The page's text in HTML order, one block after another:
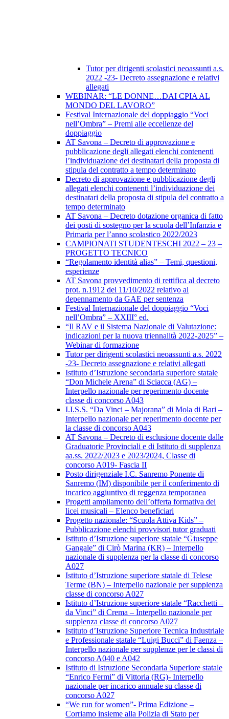
Tutor per dirigenti scolastici neoassunti a.s.
2022 -23- Decreto assegnazione e relativi
allegati
WEBINAR: “LE DONNE…DAI CPIA AL
MONDO DEL LAVORO”
Festival Internazionale del doppiaggio “Voci
nell’Ombra” – Premi alle eccellenze del
doppiaggio
AT Savona – Decreto di approvazione e
pubblicazione degli allegati elenchi contenenti
l’individuazione dei destinatari della proposta di
stipula del contratto a tempo determinato
Decreto di approvazione e pubblicazione degli
allegati elenchi contenenti l’individuazione dei
destinatari della proposta di stipula del contratto a
tempo determinato
AT Savona – Decreto dotazione organica di fatto
dei posti di sostegno per la scuola dell’Infanzia e
Primaria per l’anno scolastico 2022/2023
CAMPIONATI STUDENTESCHI 2022 – 23 –
PROGETTO TECNICO
“Regolamento identità alias” – Temi, questioni,
esperienze
AT Savona provvedimento di rettifica al decreto
prot. n.1912 del 11/10/2022 relativo al
depennamento da GAE per sentenza
Festival Internazionale del doppiaggio “Voci
nell’Ombra” – XXIII° ed.
“Il RAV e il Sistema Nazionale di Valutazione:
indicazioni per la nuova triennalità 2022-2025” –
Webinar di formazione
Tutor per dirigenti scolastici neoassunti a.s. 2022
-23- Decreto assegnazione e relativi allegati
Istituto d’Istruzione secondaria superiore statale
“Don Michele Arena” di Sciacca (AG) –
Interpello nazionale per reperimento docente
classe di concorso A043
I.I.S.S. “Da Vinci – Majorana” di Mola di Bari –
Interpello nazionale per reperimento docente per
la classe di concorso A043
AT Savona – Decreto di esclusione docente dalle
Graduatorie Provinciali e di Istituto di supplenza
aa.ss. 2022/2023 e 2023/2024, Classe di
concorso A019- Fascia II
Posto dirigenziale I.C. Sanremo Ponente di
Sanremo (IM) disponibile per il conferimento di
incarico aggiuntivo di reggenza temporanea
Progetti ampliamento dell’offerta formativa dei
licei musicali – Elenco beneficiari
Progetto nazionale: “Scuola Attiva Kids” –
Pubblicazione elenchi provvisori tutor graduati
Istituto d’Istruzione superiore statale “Giuseppe
Gangale” di Cirò Marina (KR) – Interpello
nazionale di supplenza per la classe di concorso
A027
Istituto d’Istruzione superiore statale di Telese
Terme (BN) – Interpello nazionale per supplenza
classe di concorso A027
Istituto d’Istruzione superiore statale “Racchetti –
da Vinci” di Crema – Interpello nazionale per
supplenza classe di concorso A027
Istituto d’Istruzione Superiore Tecnica Industriale
e Professionale statale “Luigi Bucci” di Faenza –
Interpello nazionale per supplenze per le classi di
concorso A040 e A042
Istituto di Istruzione Secondaria Superiore statale
“Enrico Fermi” di Vittoria (RG)- Interpello
nazionale per incarico annuale su classe di
concorso A027
“We run for women”- Prima Edizione –
Corriamo insieme alla Polizia di Stato per